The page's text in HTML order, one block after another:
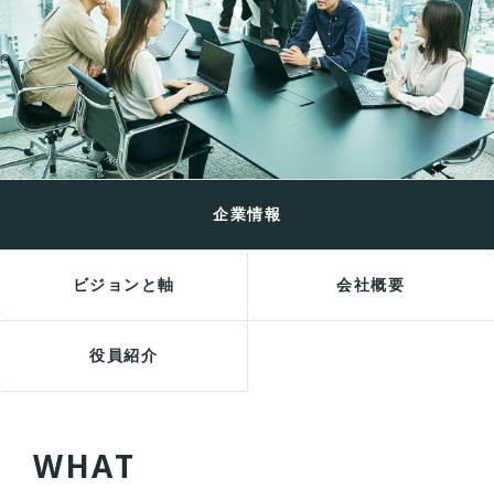
企業情報
ビジョンと軸 会社概要
役員紹介
WHAT